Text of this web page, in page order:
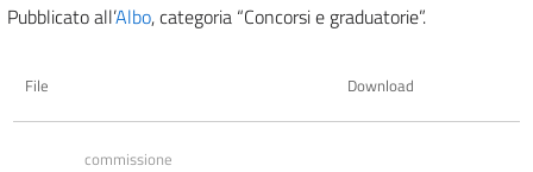
Pubblicato all’Albo, categoria “Concorsi e graduatorie”.
File Download
commissione